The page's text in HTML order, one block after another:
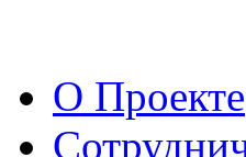
О Проекте